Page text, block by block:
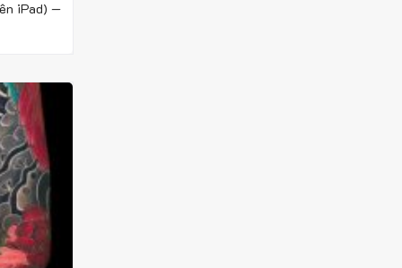
iPad) —